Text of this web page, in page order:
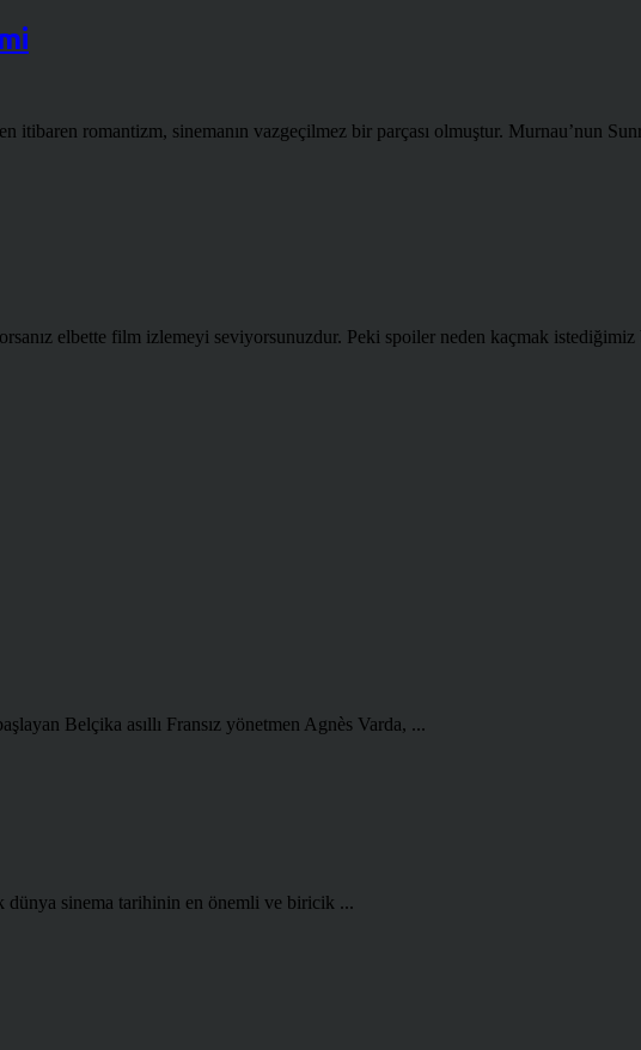
itibaren romantizm, sinemanın vazgeçilmez bir parçası olmuştur. Murnau’nun
elbette film izlemeyi seviyorsunuzdur. Peki spoiler neden kaçmak
Belçika asıllı Fransız yönetmen Agnès Varda, ...
dünya sinema tarihinin en önemli ve biricik ...